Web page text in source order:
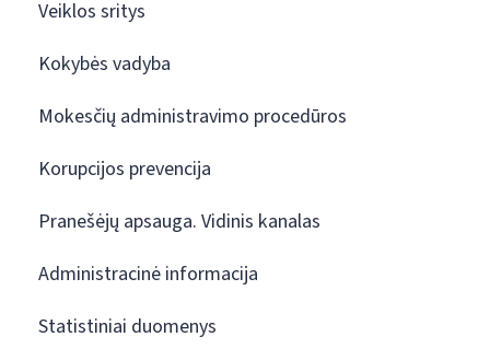
Veiklos sritys
Kokybės vadyba
Mokesčių administravimo procedūros
Korupcijos prevencija
Pranešėjų apsauga. Vidinis kanalas
Administracinė informacija
Statistiniai duomenys